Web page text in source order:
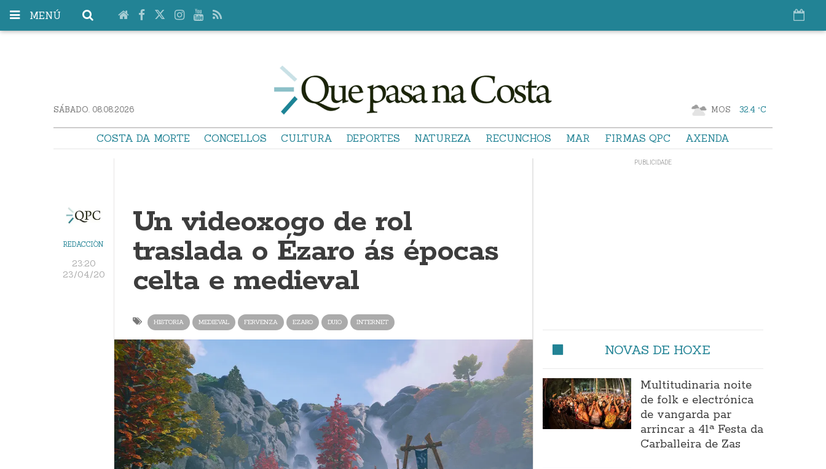
MENÚ
SÁBADO. 08.08.2026 MOS 32.4 °C
COSTA DA MORTE CONCELLOS CULTURA DEPORTES NATUREZA RECUNCHOS MAR FIRMAS QPC AXENDA
REDACCIÓN
23:20
23/04/20
Un videoxogo de rol
traslada o Ézaro ás épocas
celta e medieval
HISTORIA MEDIEVAL FERVENZA EZARO DUIO INTERNET
NOVAS DE HOXE
Multitudinaria noite
de folk e electrónica
de vangarda par
arrincar a 41ª Festa da
Carballeira de Zas